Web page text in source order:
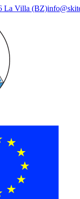
La Villa (BZ)